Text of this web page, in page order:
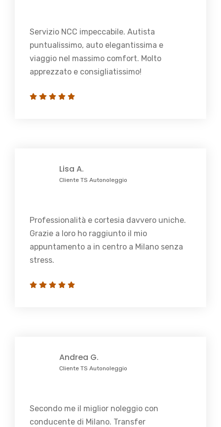
Servizio NCC impeccabile. Autista
puntualissimo, auto elegantissima e
viaggio nel massimo comfort. Molto
apprezzato e consigliatissimo!
Lisa A.
Cliente TS Autonoleggio
Professionalità e cortesia davvero uniche.
Grazie a loro ho raggiunto il mio
appuntamento a in centro a Milano senza
stress.
Andrea G.
Cliente TS Autonoleggio
Secondo me il miglior noleggio con
conducente di Milano. Transfer